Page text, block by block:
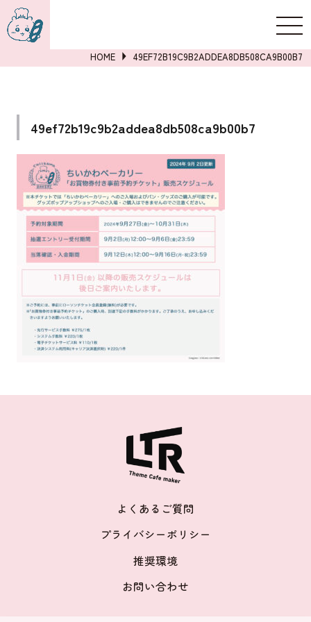
詳しくはこちら
HOME 49EF72B19C9B2ADDEA8DB508CA9B00B7
49ef72b19c9b2addea8db508ca9b00b7
よくあるご質問
プライバシーポリシー
推奨環境
お問い合わせ